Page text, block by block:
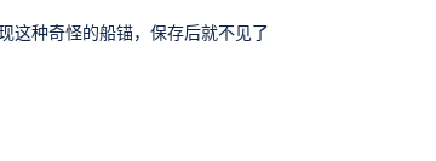
这种奇怪的船锚，保存后就不见了